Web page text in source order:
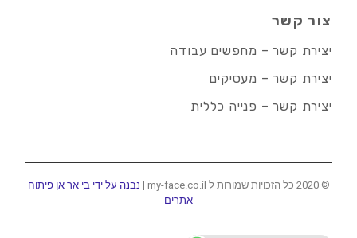
צור קשר
יצירת קשר – מחפשים עבודה
יצירת קשר – מעסיקים
יצירת קשר – פנייה כללית
© 2020 כל הזכויות שמורות ל my-face.co.il |
נבנה על ידי בי אר אן פיתוח
אתרים